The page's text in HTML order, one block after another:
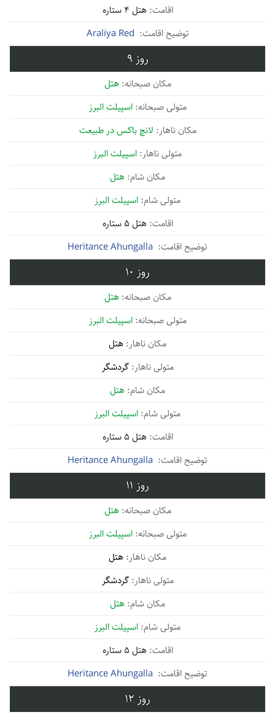
هتل 4 ستاره
Araliya Red
9
هتل
اسپیلت البرز
لانچ باکس در طبیعت
اسپیلت البرز
هتل
اسپیلت البرز
هتل 5 ستاره
Heritance Ahungalla
10
هتل
اسپیلت البرز
هتل
گردشگر
هتل
اسپیلت البرز
هتل 5 ستاره
Heritance Ahungalla
11
هتل
اسپیلت البرز
هتل
گردشگر
هتل
اسپیلت البرز
هتل 5 ستاره
Heritance Ahungalla
12